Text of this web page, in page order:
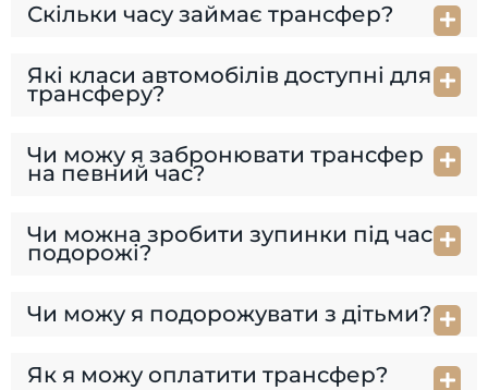
Скільки часу займає трансфер?
Які класи автомобілів доступні для
трансферу?
Чи можу я забронювати трансфер
на певний час?
Чи можна зробити зупинки під час
подорожі?
Чи можу я подорожувати з дітьми?
Як я можу оплатити трансфер?